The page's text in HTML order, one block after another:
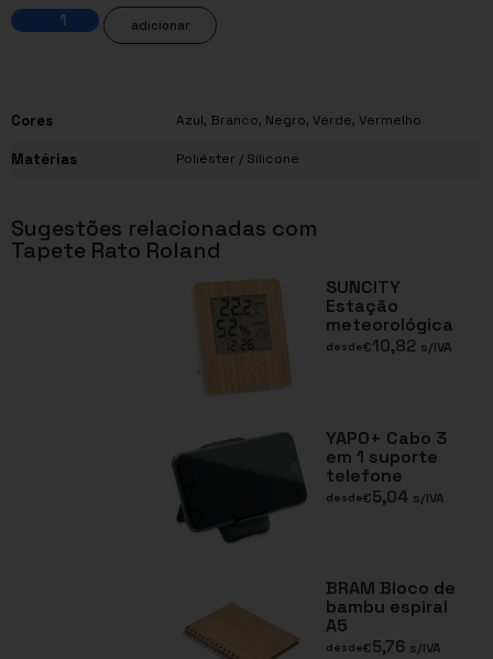
adicionar
Cores Azul, Branco, Negro, Verde, Vermelho
Matérias Poliéster / Silicone
Sugestões relacionadas com
Tapete Rato Roland
SUNCITY
Estação
meteorológica
desde€10,82 s/IVA
YAPO+ Cabo 3
em 1 suporte
telefone
desde€5,04 s/IVA
BRAM Bloco de
bambu espiral
A5
desde€5,76 s/IVA